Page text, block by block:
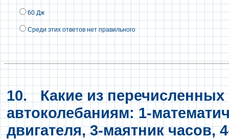
60 Дж
Среди этих ответов нет правильного
10. Какие из перечисленных
автоколебаниям: 1-
двигателя, 3-маятник часов,